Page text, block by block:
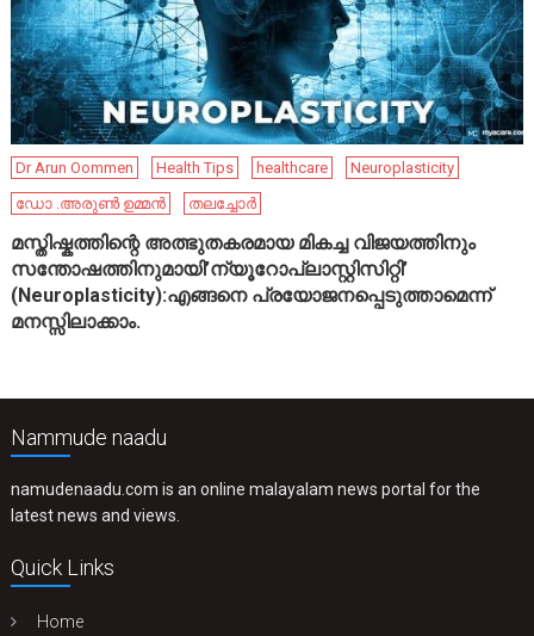
Dr Arun Oommen Health Tips healthcare
Neuroplasticity
ഡോ .അരുൺ ഉമ്മൻ
തലച്ചോർ
മസ്തിഷ്കത്തിന്റെ അത്ഭുതകരമായ മികച്ച വിജയത്തിനും
സന്തോഷത്തിനുമായി’ന്യൂറോപ്ലാസ്റ്റിസിറ്റി’
(Neuroplasticity):എങ്ങനെ പ്രയോജനപ്പെടുത്താമെന്ന്
മനസ്സിലാക്കാം.
Nammude naadu
namudenaadu.com is an online malayalam news portal for the
latest news and views.
Quick Links
Home